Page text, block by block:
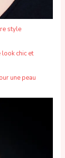
style
chic et
une peau